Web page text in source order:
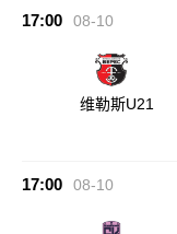
17:00 08-10
维勒斯U21
17:00 08-10